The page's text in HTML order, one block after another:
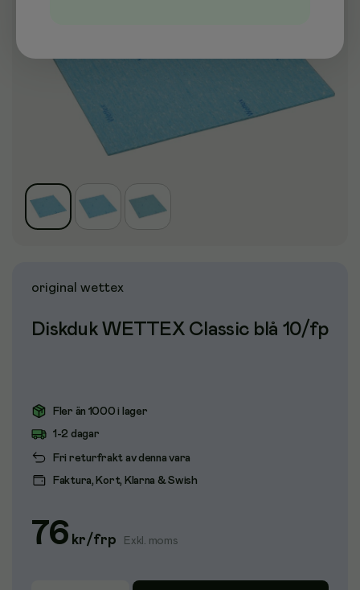
original wettex
Diskduk WETTEX Classic blå 10/fp
Fler än 1000 i lager
Fri returfrakt av denna vara
1-2 dagar
Faktura, Kort, Klarna & Swish
76 kr/frp Exkl. moms